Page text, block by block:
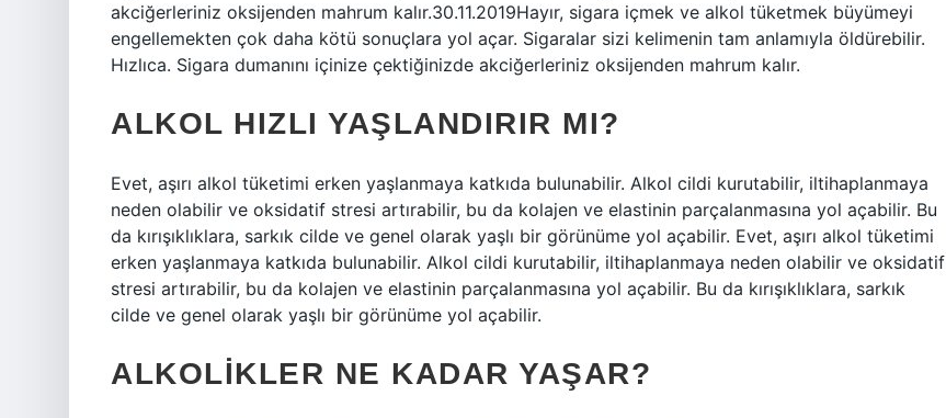
akciğerleriniz oksijenden mahrum kalır.30.11.2019Hayır, sigara içmek ve alkol tüketmek büyümeyi
engellemekten çok daha kötü sonuçlara yol açar. Sigaralar sizi kelimenin tam anlamıyla öldürebilir.
Hızlıca. Sigara dumanını içinize çektiğinizde akciğerleriniz oksijenden mahrum kalır.
ALKOL HIZLI YAŞLANDIRIR MI?
Evet, aşırı alkol tüketimi erken yaşlanmaya katkıda bulunabilir. Alkol cildi kurutabilir, iltihaplanmaya
neden olabilir ve oksidatif stresi artırabilir, bu da kolajen ve elastinin parçalanmasına yol açabilir. Bu
da kırışıklıklara, sarkık cilde ve genel olarak yaşlı bir görünüme yol açabilir. Evet, aşırı alkol tüketimi
erken yaşlanmaya katkıda bulunabilir. Alkol cildi kurutabilir, iltihaplanmaya neden olabilir ve oksidatif
stresi artırabilir, bu da kolajen ve elastinin parçalanmasına yol açabilir. Bu da kırışıklıklara, sarkık
cilde ve genel olarak yaşlı bir görünüme yol açabilir.
ALKOLIKLER NE KADAR YAŞAR?